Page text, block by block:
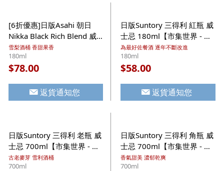
[6折優惠]日版Asahi 朝日
Nikka Black Rich Blend 威
士忌 180ml【市集世界 - 日
本市集】
雪梨酒桶 香甜果香
180ml
$78.00
返貨通知您
日版Suntory 三得利 紅瓶 威
士忌 180ml【市集世界 - 日
本市集】
為最好佐餐酒 逐年不斷改進
180ml
$58.00
返貨通知您
日版Suntory 三得利 老瓶 威
士忌 700ml【市集世界 - 日
本市集】
古老麥芽 雪利酒桶
700ml
日版Suntory 三得利 角瓶 威
士忌 700ml【市集世界 - 日
本市集】
香氣甜美 濃郁乾爽
700ml